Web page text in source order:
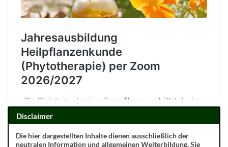
Disclaimer
Die hier dargestellten Inhalte dienen ausschließlich der
neutralen Information und allgemeinen Weiterbildung. Sie